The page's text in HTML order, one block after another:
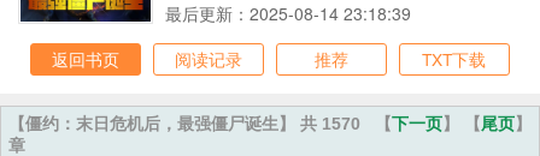
最后更新：2025-08-14 23:18:39
返回书页
阅读记录 推荐 TXT下载
【下一页】 【尾页】
【僵约：末日危机后，最强僵尸诞生】 共 1570
章